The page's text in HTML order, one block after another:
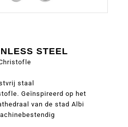
STEEL
staal
Geïnspireerd op het
van de stad Albi